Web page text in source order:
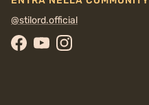
@stilord.official
Facebook
YouTubeInstagram